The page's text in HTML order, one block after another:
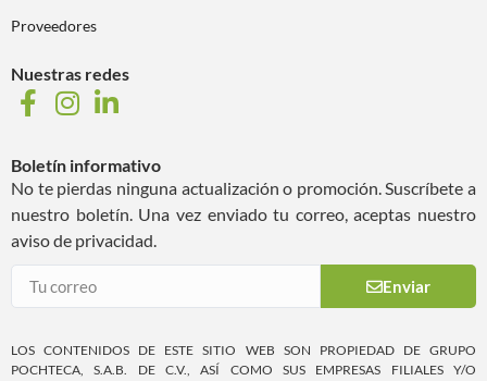
Proveedores
Nuestras redes
Boletín informativo
No te pierdas ninguna actualización o promoción. Suscríbete a
nuestro boletín. Una vez enviado tu correo, aceptas nuestro
aviso de privacidad.
Enviar
LOS CONTENIDOS DE ESTE SITIO WEB SON PROPIEDAD DE GRUPO
POCHTECA, S.A.B. DE C.V., ASÍ COMO SUS EMPRESAS FILIALES Y/O